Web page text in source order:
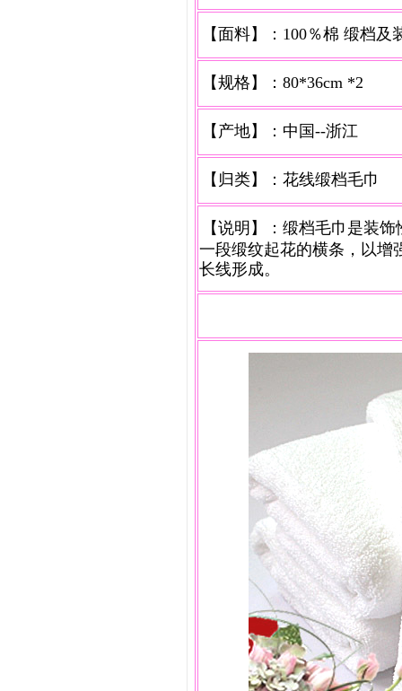
【面料】：100％棉 缎档及
【规格】：80*36cm *2
【产地】：中国--浙江
【归类】：花线缎档毛巾
【说明】：缎档毛巾是装
一段缎纹起花的横条，以增
长线形成。